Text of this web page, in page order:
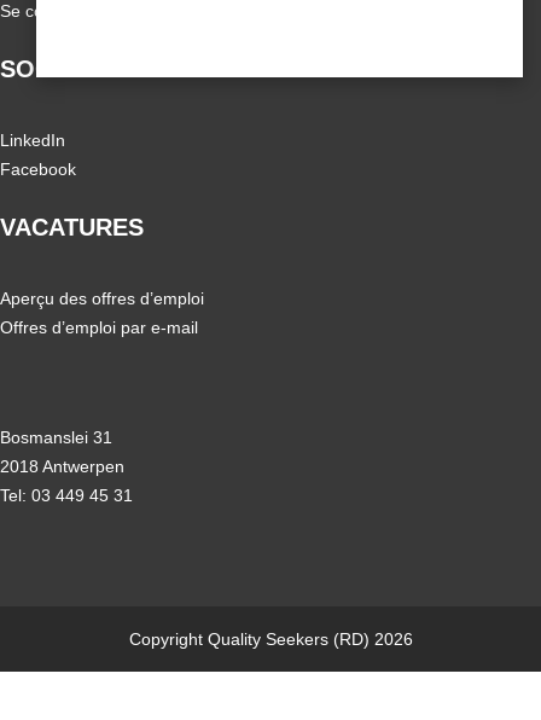
Se connecter
SOCIAL MEDIA
LinkedIn
Facebook
VACATURES
Aperçu des offres d’emploi
Offres d’emploi par e-mail
Bosmanslei 31
2018 Antwerpen
Tel: 03 449 45 31
Copyright Quality Seekers (RD) 2026